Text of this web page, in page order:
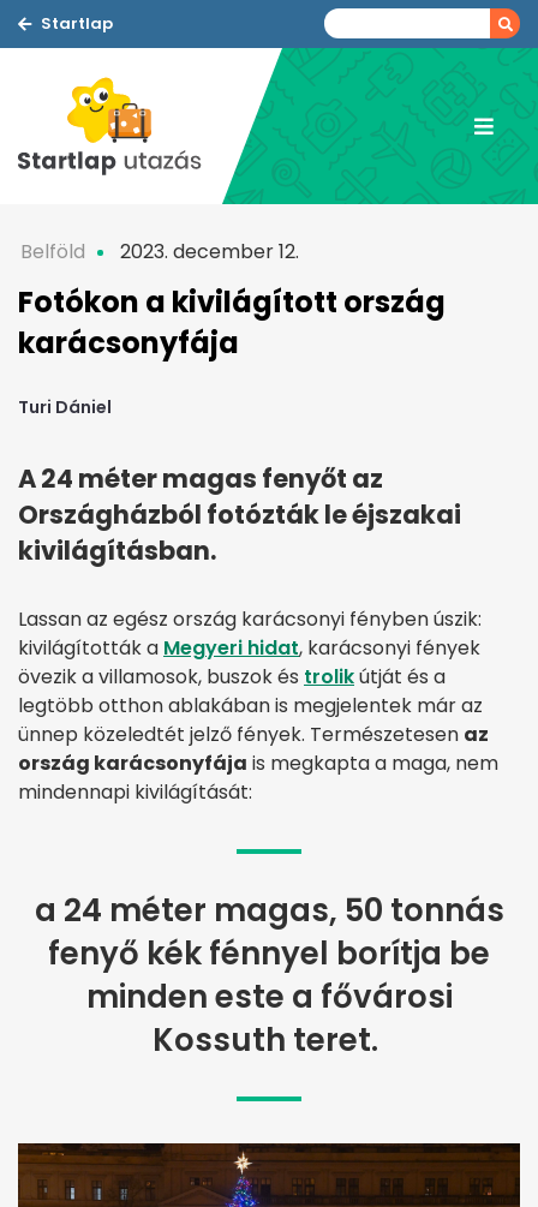
Startlap
Belföld 2023. december 12.
Fotókon a kivilágított ország
karácsonyfája
Turi Dániel
A 24 méter magas fenyőt az
Országházból fotózták le éjszakai
kivilágításban.
Lassan az egész ország karácsonyi fényben úszik:
kivilágították a Megyeri hidat, karácsonyi fények
övezik a villamosok, buszok és trolikútját és a
legtöbb otthon ablakában is megjelentek már az
ünnep közeledtét jelző fények. Természetesen az
ország karácsonyfája is megkapta a maga, nem
mindennapi kivilágítását:
a 24 méter magas, 50 tonnás
fenyő kék fénnyel borítja be
minden este a fővárosi
Kossuth teret.